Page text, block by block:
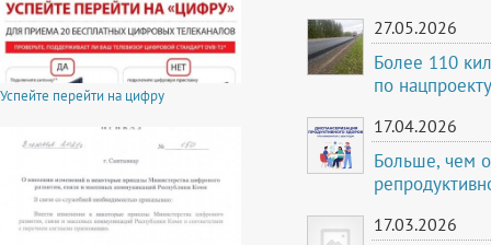
Успейте перейти на цифру
27.05.2026
Более 110
по
17.04.2026
Больше, чем
17.03.2026